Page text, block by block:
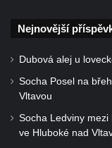
Kenotaf Josefa
Hrob Antona
Starých
Starých
Nejnovější
Dubová alej u
Socha Posel na
Vltavou
Socha Ledviny
ve Hluboké nad